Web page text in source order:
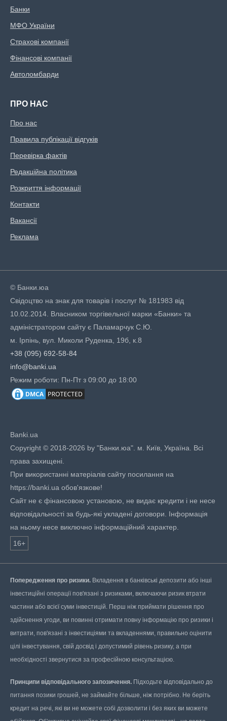
Банки
МФО України
Страхові компанії
Фінансові компанії
Автоломбарди
ПРО НАС
Про нас
Правила публікації відгуків
Перевірка фактів
Редакційна політика
Розкриття інформації
Контакти
Вакансії
Реклама
© Банки.юа
Свідоцтво на знак для товарів і послуг № 181983 від
10.02.2014. Власником торгівельної марки «Банки» та
адміністратором сайту є Паламарчук С.Ю.
м. Ірпінь, вул. Миколи Руденка, 19б, к.8
+38 (095) 692-58-84
info@banki.ua
Режим роботи: Пн-Пт з 09:00 до 18:00
Banki.ua
Copyright © 2018-2026 by "Банки.юа". м. Київ, Україна. Всі
права захищені.
При використанні матеріалів сайту посилання на
https://banki.ua обов'язкове!
Сайт не є фінансовою установою, не видає кредити і не несе
відповідальності за будь-які укладені договори. Інформація
на ньому несе виключно інформаційний характер.
16+
Попередження про ризики. Вкладення в банківські депозити або інші
інвестиційні операції пов'язані з ризиками, включаючи ризик втрати
частини або всієї суми інвестицій. Перш ніж приймати рішення про
здійснення угоди, ви повинні отримати повну інформацію про ризики і
витрати, пов'язані з інвестиціями та вкладеннями, правильно оцінити
цілі інвестування, свій досвід і допустимий рівень ризику, а при
необхідності звернутися за професійною консультацією.
Принципи відповідального запозичення. Підходьте відповідально до
питання позики грошей, не займайте більше, ніж потрібно. Не беріть
кредит на речі, які ви не можете собі дозволити і без яких ви можете